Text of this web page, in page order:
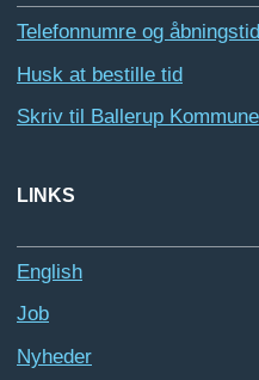
Telefonnumre og
Husk at bestille tid
Skriv til Ballerup Kommune
LINKS
English
Job
Nyheder